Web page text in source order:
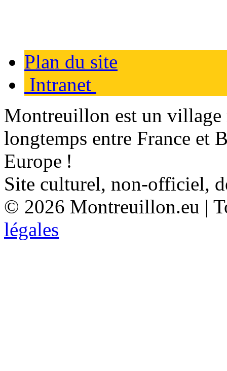
Plan du site
Intranet
Montreuillon est un
longtemps entre France et
Europe !
Site culturel, non-officiel,
© 2026 Montreuillon.eu |
légales